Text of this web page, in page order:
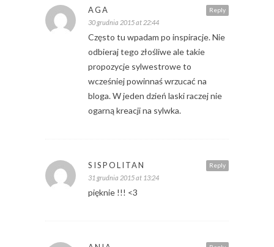
Reply
AGA
30 grudnia 2015 at 22:44
Często tu wpadam po inspiracje. Nie
odbieraj tego złośliwe ale takie
propozycje sylwestrowe to
wcześniej powinnaś wrzucać na
bloga. W jeden dzień laski raczej nie
ogarną kreacji na sylwka.
Reply
SISPOLITAN
31 grudnia 2015 at 13:24
pięknie !!! <3